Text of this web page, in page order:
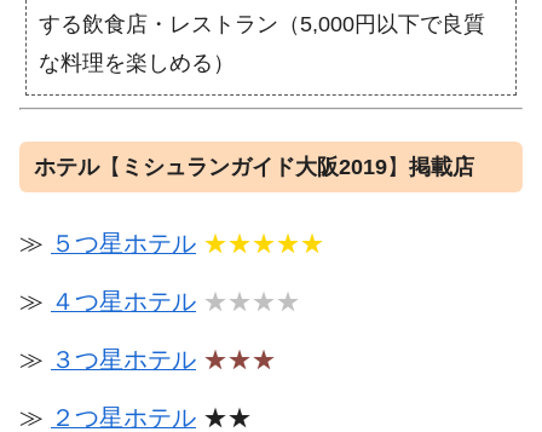
する飲食店・レストラン（5,000円以下で良質
な料理を楽しめる）
ホテル【 ミシュランガイド大阪2019】 掲載店
≫ ５つ星ホテル ★★★★★
≫ ４つ星ホテル ★★★★
≫ ３つ星ホテル ★★★
≫ ２つ星ホテル ★★